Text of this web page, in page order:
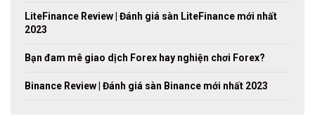
LiteFinance Review | Đánh giá sàn LiteFinance mới nhất
2023
Bạn đam mê giao dịch Forex hay nghiện chơi Forex?
Binance Review | Đánh giá sàn Binance mới nhất 2023